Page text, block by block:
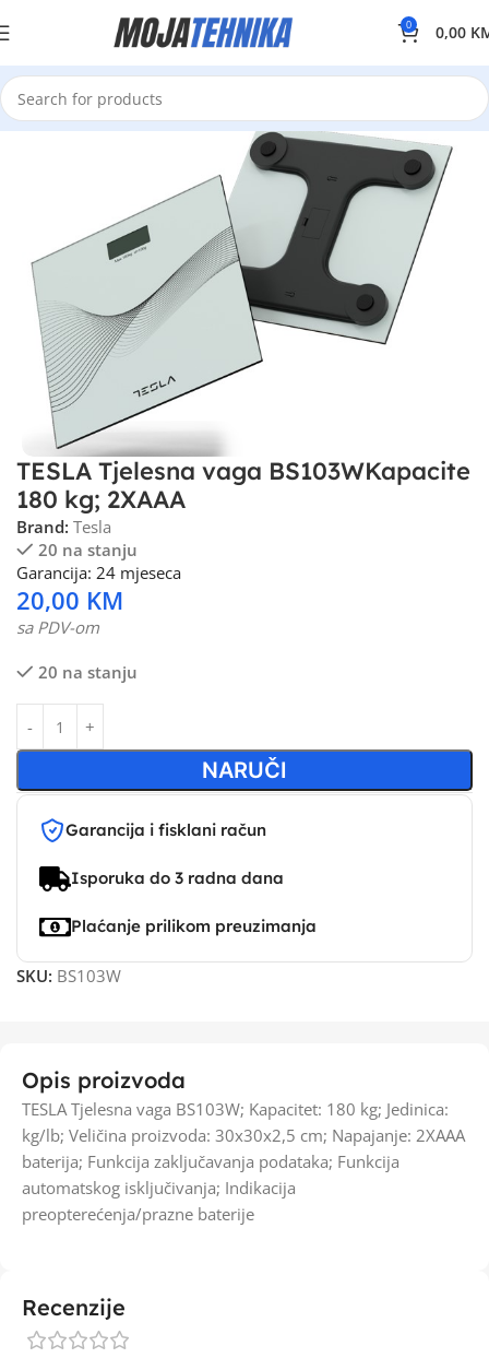
0 0,00
TESLA Tjelesna vaga BS103WKapacite
180 kg; 2XAAA
Brand: Tesla
20 na stanju
Garancija: 24 mjeseca
20,00 KM
sa PDV-om
20 na stanju
NARUČI
Garancija i fisklani račun
Isporuka do 3 radna dana
Plaćanje prilikom preuzimanja
SKU: BS103W
Opis proizvoda
TESLA Tjelesna vaga BS103W; Kapacitet: 180 kg; Jedinica:
kg/lb; Veličina proizvoda: 30x30x2,5 cm; Napajanje: 2XAAA
baterija; Funkcija zaključavanja podataka; Funkcija
automatskog isključivanja; Indikacija
preopterećenja/prazne baterije
Recenzije